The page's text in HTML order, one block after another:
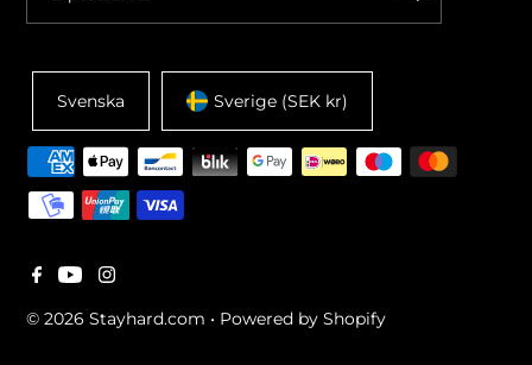
© 2026 Stayhard.com • Powered by Shopify
Svenska Sverige (SEK kr)